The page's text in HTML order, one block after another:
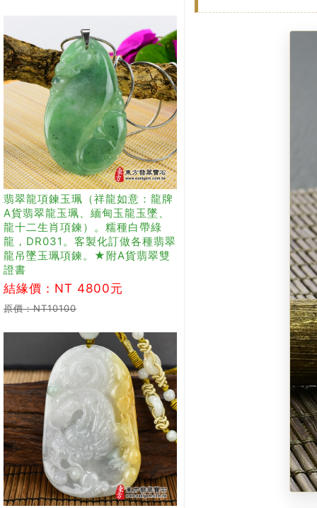
翡翠龍項鍊玉珮（祥龍如意：龍牌
A貨翡翠龍玉珮、緬甸玉龍玉墜、
龍十二生肖項鍊）。糯種白帶綠
龍，DR031。客製化訂做各種翡翠
龍吊墜玉珮項鍊。★附A貨翡翠雙
證書
結緣價：NT 4800元
原價：NT10100